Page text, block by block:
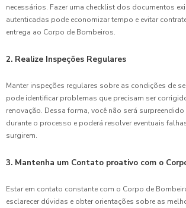
necessários. Fazer uma checklist dos documentos
autenticadas pode economizar tempo e evitar
entrega ao Corpo de Bombeiros.
2. Realize Inspeções Regulares
Manter inspeções regulares sobre as condições de
pode identificar problemas que precisam ser
renovação. Dessa forma, você não será
durante o processo e poderá resolver eventuais
surgirem.
3. Mantenha um Contato proativo com o
Estar em contato constante com o Corpo de
esclarecer dúvidas e obter orientações sobre as